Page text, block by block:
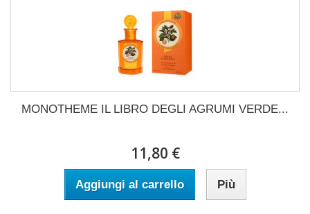
MONOTHEME IL LIBRO DEGLI AGRUMI VERDE...
11,80 €
Aggiungi al carrello Più